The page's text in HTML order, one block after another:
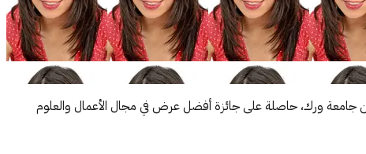
من جامعة ورك، حاصلة على جائزة أفضل عرض في مجال الأعمال والعلوم